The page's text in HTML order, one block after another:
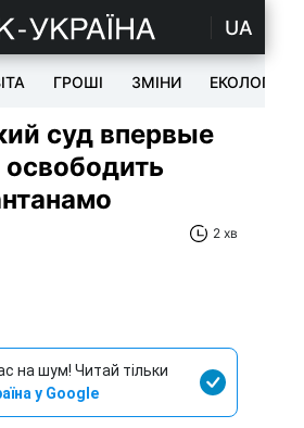
UA
ГРОШІ ЗМІНИ ЕКОЛОГІЯ
суд впервые
2 хв
на шум! Читай тільки
у Google